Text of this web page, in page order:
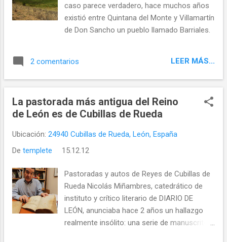
caso parece verdadero, hace muchos años
existió entre Quintana del Monte y Villamartín
de Don Sancho un pueblo llamado Barriales.
2 comentarios LEER MÁS...
La pastorada más antigua del Reino
de León es de Cubillas de Rueda
Ubicación: 24940 Cubillas de Rueda, León, España
De templete 15.12.12
Pastoradas y autos de Reyes de Cubillas de
Rueda Nicolás Miñambres, catedrático de
instituto y crítico literario de DIARIO DE
LEÓN, anunciaba hace 2 años un hallazgo
realmente insólito: una serie de manuscritos,